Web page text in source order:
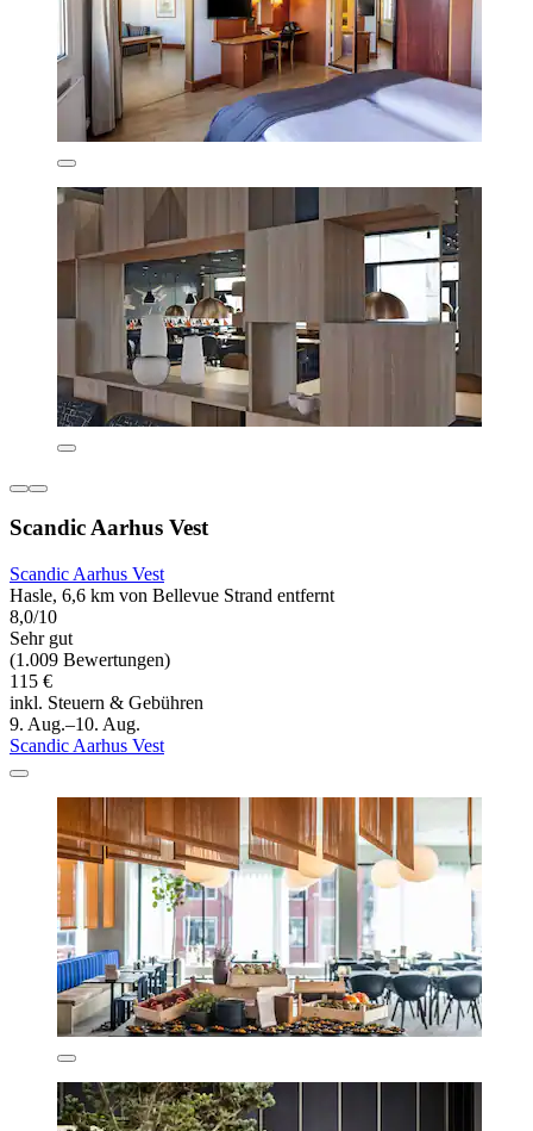
Scandic Aarhus Vest
Scandic Aarhus Vest
Hasle, 6,6 km von Bellevue Strand entfernt
8,0/10
Sehr gut
(1.009 Bewertungen)
115 €
inkl. Steuern & Gebühren
9. Aug.–10. Aug.
Scandic Aarhus Vest